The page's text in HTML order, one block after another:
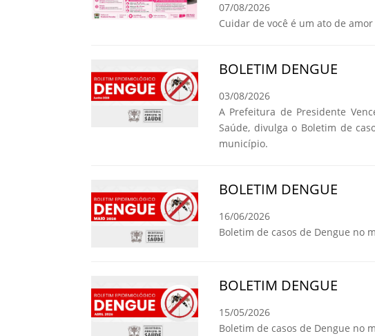
07/08/2026
Cuidar de você é um ato de
BOLETIM DENGUE
03/08/2026
A Prefeitura de Presidente
Saúde, divulga o Boletim de
município.
BOLETIM DENGUE
16/06/2026
Boletim de casos de Dengue no
BOLETIM DENGUE
15/05/2026
Boletim de casos de Dengue no